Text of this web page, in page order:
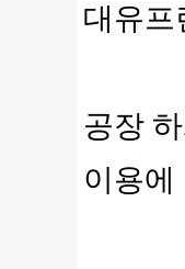
대유프
공장
이용에